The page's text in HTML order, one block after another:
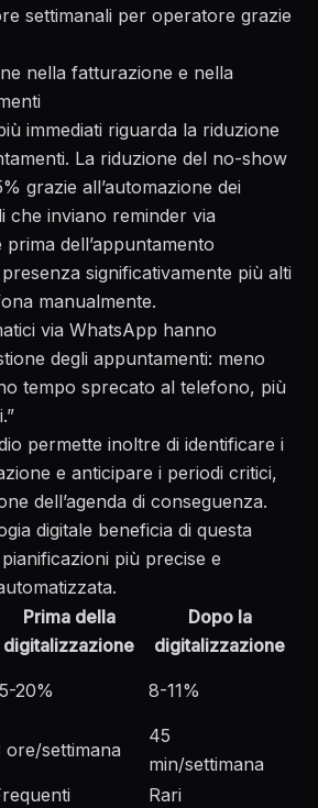
settimanali per operatore grazie
nella fatturazione e nella
immediati riguarda la riduzione
La riduzione del no-show
grazie all’automazione dei
che inviano reminder via
dell’appuntamento
significativamente più alti
manualmente.
via WhatsApp hanno
degli appuntamenti: meno
tempo sprecato al telefono, più
permette inoltre di identificare i
e anticipare i periodi critici,
dell’agenda di conseguenza.
digitale beneficia di questa
più precise e
Prima della
digitalizzazione
Dopo la
digitalizzazione
20% 8-11%
ore/settimana
45
min/settimana
Rari